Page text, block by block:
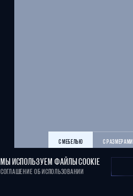
С МЕБЕЛЬЮ С РАЗМЕРАМИ
МЫ ИСПОЛЬЗУЕМ ФАЙЛЫ COOKIE
СОГЛАШЕНИЕ ОБ ИСПОЛЬЗОВАНИИ